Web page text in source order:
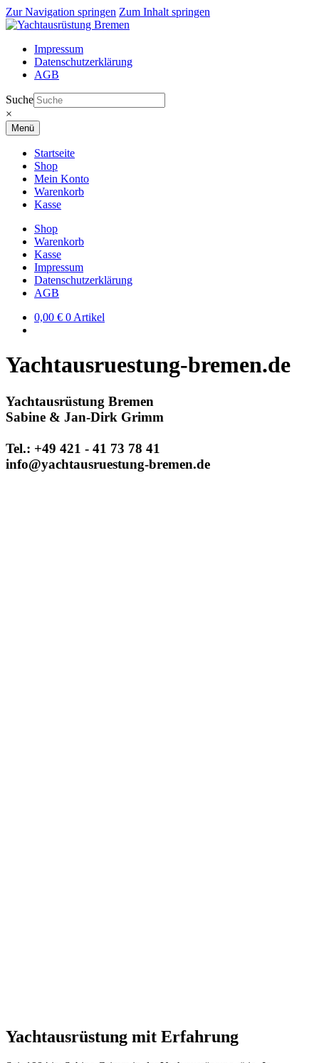
Zur Navigation springen Zum Inhalt springen
Impressum
Datenschutzerklärung
AGB
Suche
×
Menü
Startseite
Shop
Mein Konto
Warenkorb
Kasse
Shop
Warenkorb
Kasse
Impressum
Datenschutzerklärung
AGB
0,00 € 0 Artikel
Yachtausruestung-bremen.de
Yachtausrüstung Bremen
Sabine & Jan-Dirk Grimm
Tel.: +49 421 - 41 73 78 41
info@yachtausruestung-bremen.de
Yachtausrüstung mit Erfahrung